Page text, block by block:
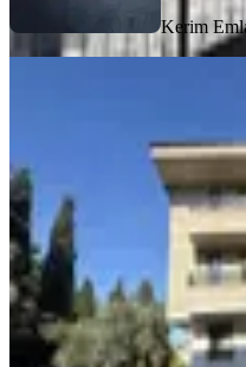
Kerim
Ayvacık,
2+1·85 m²
31.000 ₺
Kerim Emlak Kerim Kızmaz